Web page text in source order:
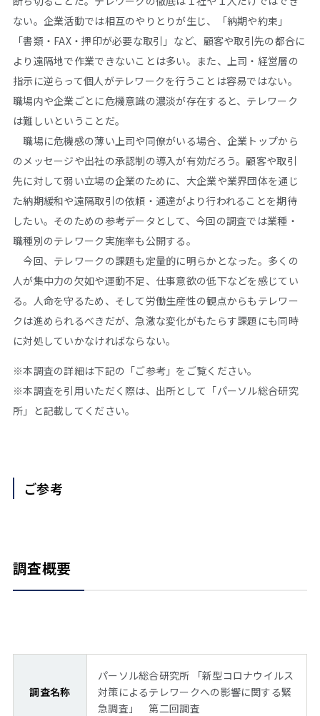
ない。企業活動では相互のやりとりが生じ、「納期や約束」
「書類・FAX・押印が必要な取引」など、顧客や取引先の都合に
より遠隔地で作業できないことは多い。また、上司・経営層の
指示に逆らって個人がテレワークを行うことは容易ではない。
職場内や企業ごとに危機意識の濃淡が存在すると、テレワーク
は難しいということだ。
職場に危機感の薄い上司や同僚がいる場合、企業トップから
のメッセージや出社の承認制の導入が有効だろう。顧客や取引
先に対して弱い立場の企業のために、大企業や業界団体を通じ
た納期緩和や遠隔取引の依頼・通達がより行われることを期待
したい。そのための参考データとして、今回の調査では業種・
職種別のテレワーク実施率も公開する。
今回、テレワークの課題も定量的に明らかとなった。多くの
人が集中力の欠如や運動不足、仕事意欲の低下などを感じてい
る。人命を守るため、そして労働生産性の観点からもテレワー
クは進められるべきだが、急激な変化がもたらす課題にも同時
に対処していかなければならない。
※本調査の詳細は下記の「ご参考」をご覧ください。
※本調査を引用いただく際は、出所として「パーソル総合研究
所」と記載してください。
ご参考
調査概要
調査名称
パーソル総合研究所 「新型コロナウイルス
対策によるテレワークへの影響に関する緊
急調査」 第二回調査